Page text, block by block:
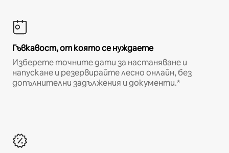
Гъвкавост, от която се нуждаете
Изберете точните дати за настаняване и
напускане и резервирайте лесно онлайн, без
допълнителни задължения и документи.*